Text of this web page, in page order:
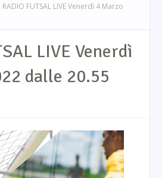
RADIO FUTSAL LIVE Venerdì 4 Marzo
LIVE Venerdì
dalle 20.55